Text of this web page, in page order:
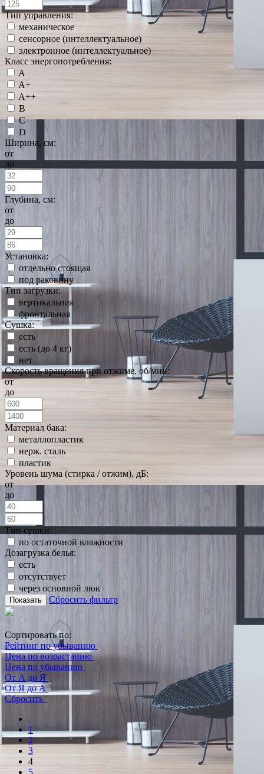
Тип управления:
механическое
сенсорное (интеллектуальное)
электронное (интеллектуальное)
Класс энергопотребления:
A
A+
A++
B
C
D
Ширина, см:
от
до
Глубина, см:
от
до
Установка:
отдельно стоящая
под раковину
Тип загрузки:
вертикальная
фронтальная
Сушка:
есть
есть (до 4 кг)
нет
Скорость вращения при отжиме, об/мин:
от
до
Материал бака:
металлопластик
нерж. сталь
пластик
Уровень шума (стирка / отжим), дБ:
от
до
Тип сушки:
по остаточной влажности
Дозагрузка белья:
есть
отсутствует
через основной люк
Показать Сбросить фильтр
Сортировать по:
Рейтинг по убыванию
Цена по возрастанию
Цена по убыванию
От А до Я
От Я до А
Сбросить
1
2
3
4
5